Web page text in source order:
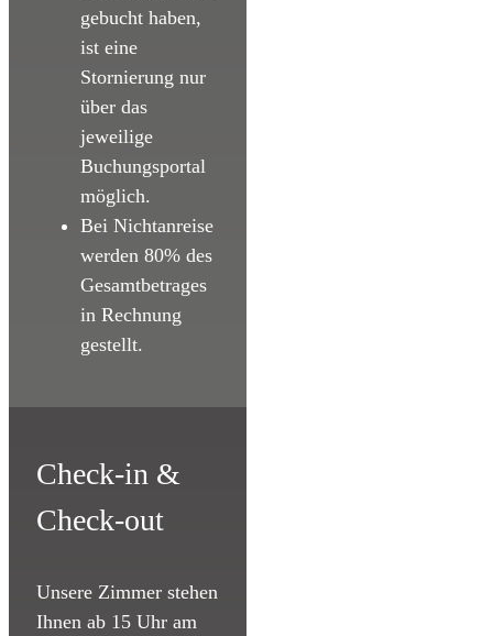
gebucht haben,
ist eine
Stornierung nur
über das
jeweilige
Buchungsportal
möglich.
Bei Nichtanreise
werden 80% des
Gesamtbetrages
in Rechnung
gestellt.
Check-in &
Check-out
Unsere Zimmer stehen
Ihnen ab 15 Uhr am